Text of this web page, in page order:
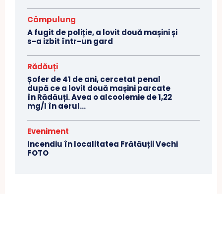
Câmpulung
A fugit de poliție, a lovit două mașini și
s-a izbit într-un gard
Rădăuți
Șofer de 41 de ani, cercetat penal
după ce a lovit două mașini parcate
în Rădăuți. Avea o alcoolemie de 1,22
mg/l în aerul...
Eveniment
Incendiu în localitatea Frătăuții Vechi
FOTO